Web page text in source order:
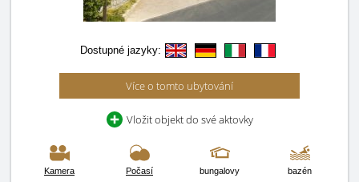
Dostupné jazyky:
Více o tomto ubytování
Vložit objekt do své aktovky
Kamera Počasí bungalovy bazén